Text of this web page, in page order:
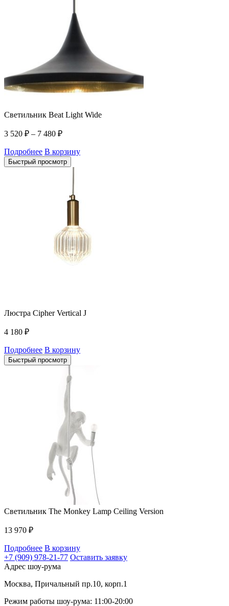
Светильник Beat Light Wide
3 520 ₽ – 7 480 ₽
Подробнее В корзину
Быстрый просмотр
Люстра Cipher Vertical J
4 180 ₽
Подробнее В корзину
Быстрый просмотр
Светильник The Monkey Lamp Ceiling Version
13 970 ₽
Подробнее В корзину
+7 (909) 978-21-77 Оставить заявку
Адрес шоу-рума
Москва, Причальный пр.10, корп.1
Режим работы шоу-рума: 11:00-20:00